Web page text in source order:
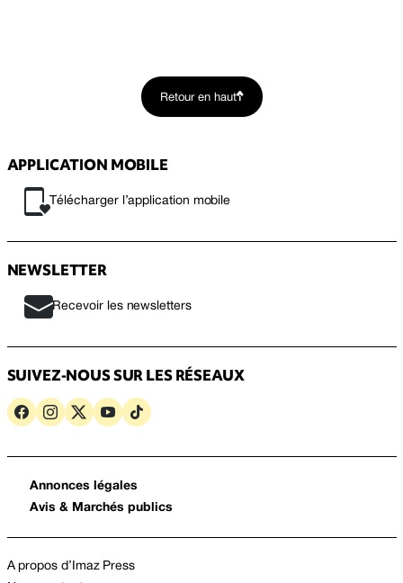
Retour en haut
APPLICATION MOBILE
Télécharger l’application mobile
NEWSLETTER
Recevoir les newsletters
SUIVEZ-NOUS SUR LES RÉSEAUX
Annonces légales
Avis & Marchés publics
A propos d’Imaz Press